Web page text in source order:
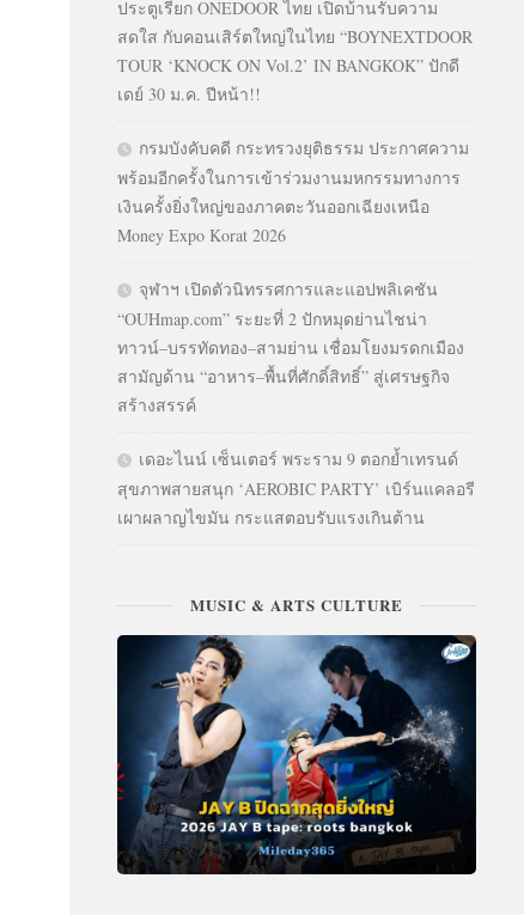
ประตูเรียก ONEDOOR ไทย เปิดบ้านรับความ
สดใส กับคอนเสิร์ตใหญ่ในไทย “BOYNEXTDOOR
TOUR ‘KNOCK ON Vol.2’ IN BANGKOK” ปักดี
เดย์ 30 ม.ค. ปีหน้า!!
กรมบังคับคดี กระทรวงยุติธรรม ประกาศความ
พร้อมอีกครั้งในการเข้าร่วมงานมหกรรมทางการ
เงินครั้งยิ่งใหญ่ของภาคตะวันออกเฉียงเหนือ
Money Expo Korat 2026
จุฬาฯ เปิดตัวนิทรรศการและแอปพลิเคชัน
“OUHmap.com” ระยะที่ 2 ปักหมุดย่านไชน่า
ทาวน์–บรรทัดทอง–สามย่าน เชื่อมโยงมรดกเมือง
สามัญด้าน “อาหาร–พื้นที่ศักดิ์สิทธิ์” สู่เศรษฐกิจ
สร้างสรรค์
เดอะไนน์ เซ็นเตอร์ พระราม 9 ตอกย้ำเทรนด์
สุขภาพสายสนุก ‘AEROBIC PARTY’ เบิร์นแคลอรี
เผาผลาญไขมัน กระแสตอบรับแรงเกินต้าน
MUSIC & ARTS CULTURE